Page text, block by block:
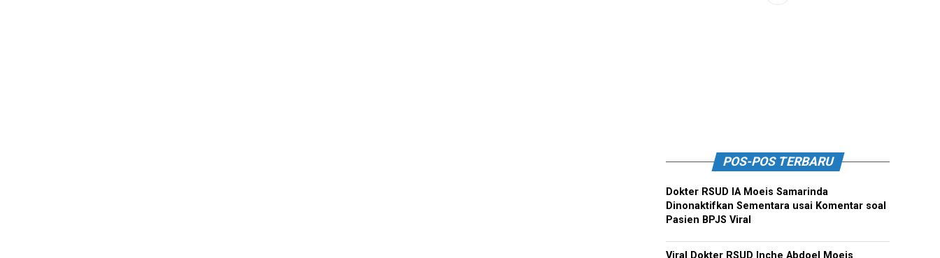
POS-POS TERBARU
Dokter RSUD IA Moeis Samarinda
Dinonaktifkan Sementara usai Komentar soal
Pasien BPJS Viral
Viral Dokter RSUD Inche Abdoel Moeis